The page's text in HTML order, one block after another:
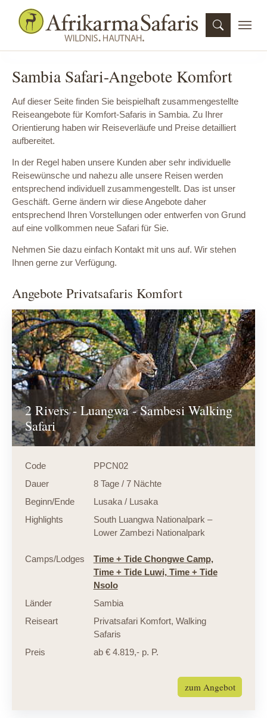
Sambia Safari-Angebote Komfort
Auf dieser Seite finden Sie beispielhaft zusammengestellte
Reiseangebote für Komfort-Safaris in Sambia. Zu Ihrer
Orientierung haben wir Reiseverläufe und Preise detailliert
aufbereitet.
In der Regel haben unsere Kunden aber sehr individuelle
Reisewünsche und nahezu alle unsere Reisen werden
entsprechend individuell zusammengestellt. Das ist unser
Geschäft. Gerne ändern wir diese Angebote daher
entsprechend Ihren Vorstellungen oder entwerfen von Grund
auf eine vollkommen neue Safari für Sie.
Nehmen Sie dazu einfach Kontakt mit uns auf. Wir stehen
Ihnen gerne zur Verfügung.
Angebote Privatsafaris Komfort
2 Rivers - Luangwa - Sambesi Walking
Safari
Code
PPCN02
Dauer
8 Tage / 7 Nächte
Beginn/Ende
Lusaka / Lusaka
Highlights
South Luangwa Nationalpark –
Lower Zambezi Nationalpark
Camps/Lodges
Time + Tide Chongwe Camp,
Time + Tide Luwi, Time + Tide
Nsolo
Länder
Sambia
Reiseart
Privatsafari Komfort, Walking
Safaris
Preis
ab € 4.819,- p. P.
zum Angebot